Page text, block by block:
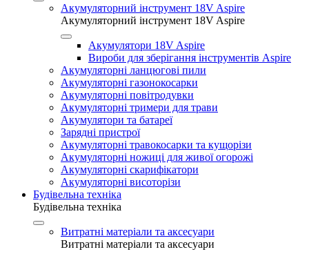
Акумуляторний інструмент 18V Aspire
Акумуляторний інструмент 18V Aspire
Акумулятори 18V Aspire
Вироби для зберігання інструментів Aspire
Акумуляторні ланцюгові пили
Акумуляторні газонокосарки
Акумуляторні повітродувки
Акумуляторні тримери для трави
Акумулятори та батареї
Зарядні пристрої
Акумуляторні травокосарки та кущорізи
Акумуляторні ножиці для живої огорожі
Акумуляторні скарифікатори
Акумуляторні висоторізи
Будівельна техніка
Будівельна техніка
Витратні матеріали та аксесуари
Витратні матеріали та аксесуари